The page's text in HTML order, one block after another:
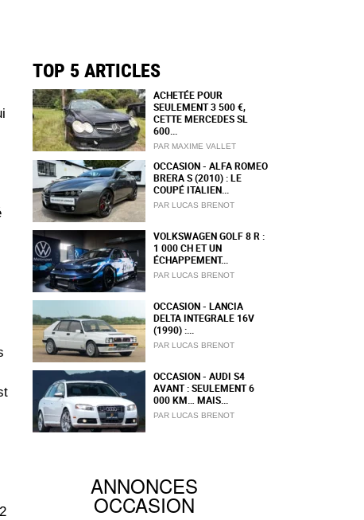
TOP 5 ARTICLES
ACHETÉE POUR
SEULEMENT 3 500 €,
CETTE MERCEDES SL
600...
PAR MAXIME VALLET
OCCASION - ALFA ROMEO
BRERA S (2010) : LE
COUPÉ ITALIEN...
PAR LUCAS BRENOT
VOLKSWAGEN GOLF 8 R :
1 000 CH ET UN
ÉCHAPPEMENT...
PAR LUCAS BRENOT
OCCASION - LANCIA
DELTA INTEGRALE 16V
(1990) :...
PAR LUCAS BRENOT
OCCASION - AUDI S4
AVANT : SEULEMENT 6
000 KM… MAIS...
PAR LUCAS BRENOT
ANNONCES
OCCASION